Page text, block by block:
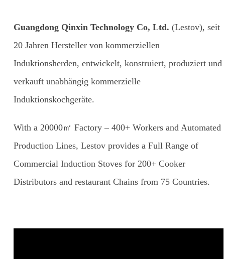
Guangdong Qinxin Technology Co, Ltd. (Lestov), seit
20 Jahren Hersteller von kommerziellen
Induktionsherden, entwickelt, konstruiert, produziert und
verkauft unabhängig kommerzielle
Induktionskochgeräte.
With a 20000㎡ Factory – 400+ Workers and Automated
Production Lines, Lestov provides a Full Range of
Commercial Induction Stoves for 200+ Cooker
Distributors and restaurant Chains from 75 Countries.